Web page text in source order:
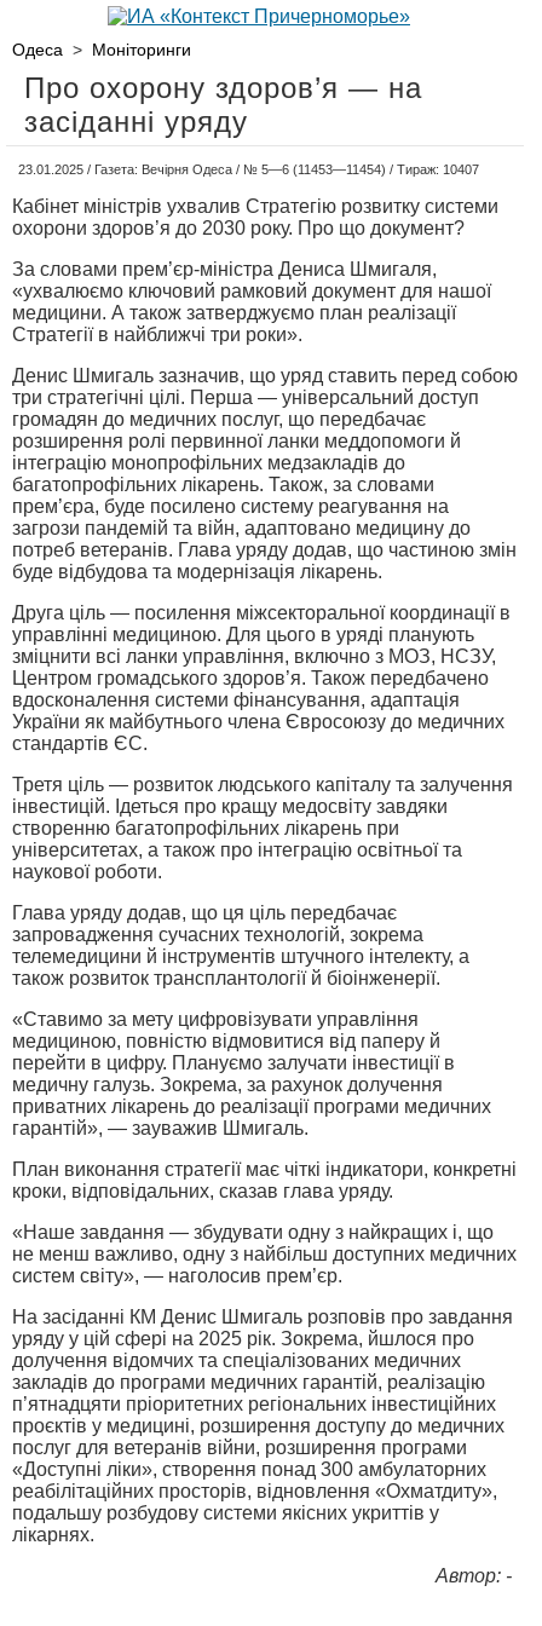
Одеса > Моніторинги
Про охорону здоров’я — на
засіданні уряду
23.01.2025 / Газета: Вечірня Одеса / № 5—6 (11453—11454) / Тираж: 10407
Кабінет міністрів ухвалив Стратегію розвитку системи
охорони здоров’я до 2030 року. Про що документ?
За словами прем’єр-міністра Дениса Шмигаля,
«ухвалюємо ключовий рамковий документ для нашої
медицини. А також затверджуємо план реалізації
Стратегії в найближчі три роки».
Денис Шмигаль зазначив, що уряд ставить перед собою
три стратегічні цілі. Перша — універсальний доступ
громадян до медичних послуг, що передбачає
розширення ролі первинної ланки меддопомоги й
інтеграцію монопрофільних медзакладів до
багатопрофільних лікарень. Також, за словами
прем’єра, буде посилено систему реагування на
загрози пандемій та війн, адаптовано медицину до
потреб ветеранів. Глава уряду додав, що частиною змін
буде відбудова та модернізація лікарень.
Друга ціль — посилення міжсекторальної координації в
управлінні медициною. Для цього в уряді планують
зміцнити всі ланки управління, включно з МОЗ, НСЗУ,
Центром громадського здоров’я. Також передбачено
вдосконалення системи фінансування, адаптація
України як майбутнього члена Євросоюзу до медичних
стандартів ЄС.
Третя ціль — розвиток людського капіталу та залучення
інвестицій. Ідеться про кращу медосвіту завдяки
створенню багатопрофільних лікарень при
університетах, а також про інтеграцію освітньої та
наукової роботи.
Глава уряду додав, що ця ціль передбачає
запровадження сучасних технологій, зокрема
телемедицини й інструментів штучного інтелекту, а
також розвиток трансплантології й біоінженерії.
«Ставимо за мету цифровізувати управління
медициною, повністю відмовитися від паперу й
перейти в цифру. Плануємо залучати інвестиції в
медичну галузь. Зокрема, за рахунок долучення
приватних лікарень до реалізації програми медичних
гарантій», — зауважив Шмигаль.
План виконання стратегії має чіткі індикатори, конкретні
кроки, відповідальних, сказав глава уряду.
«Наше завдання — збудувати одну з найкращих і, що
не менш важливо, одну з найбільш доступних медичних
систем світу», — наголосив прем’єр.
На засіданні КМ Денис Шмигаль розповів про завдання
уряду у цій сфері на 2025 рік. Зокрема, йшлося про
долучення відомчих та спеціалізованих медичних
закладів до програми медичних гарантій, реалізацію
п’ятнадцяти пріоритетних регіональних інвестиційних
проєктів у медицині, розширення доступу до медичних
послуг для ветеранів війни, розширення програми
«Доступні ліки», створення понад 300 амбулаторних
реабілітаційних просторів, відновлення «Охматдиту»,
подальшу розбудову системи якісних укриттів у
лікарнях.
Автор: -